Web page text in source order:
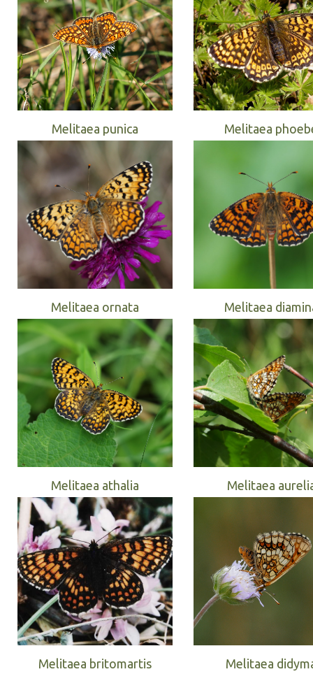
Melitaea punica Melitaea
Melitaea ornata Melitaea
Melitaea athalia Melitaea
Melitaea britomartis Melitaea